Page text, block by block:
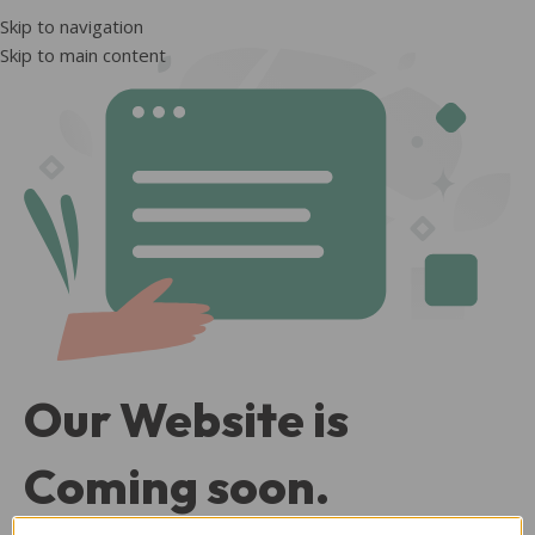
Skip to navigation
Skip to main content
Our Website is
Coming soon.